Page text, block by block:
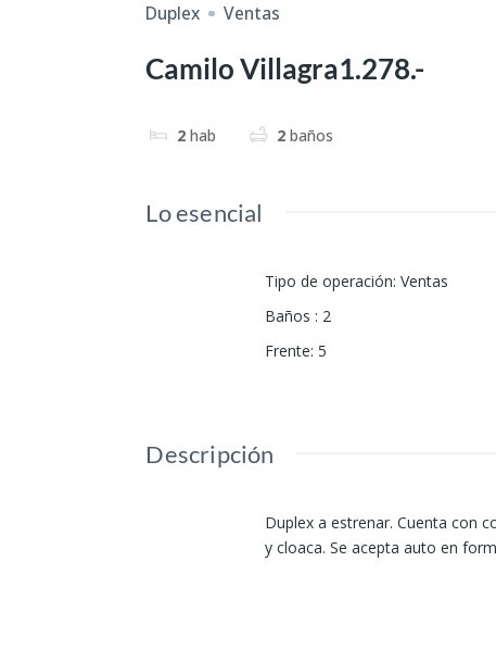
Duplex Ventas
Camilo Villagra1.278.-
2 hab 2 baños
Lo esencial
Tipo de operación: Ventas
Baños : 2
Frente: 5
Descripción
Duplex a estrenar. Cuenta con
y cloaca. Se acepta auto en